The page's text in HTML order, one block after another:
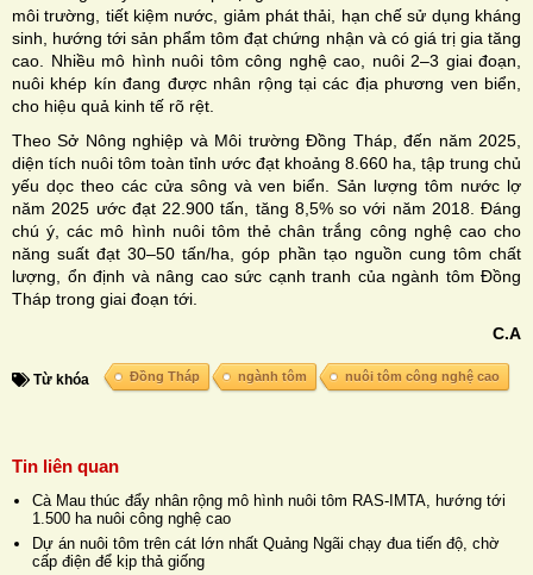
môi trường, tiết kiệm nước, giảm phát thải, hạn chế sử dụng kháng
sinh, hướng tới sản phẩm tôm đạt chứng nhận và có giá trị gia tăng
cao. Nhiều mô hình nuôi tôm công nghệ cao, nuôi 2–3 giai đoạn,
nuôi khép kín đang được nhân rộng tại các địa phương ven biển,
cho hiệu quả kinh tế rõ rệt.
Theo Sở Nông nghiệp và Môi trường Đồng Tháp, đến năm 2025,
diện tích nuôi tôm toàn tỉnh ước đạt khoảng 8.660 ha, tập trung chủ
yếu dọc theo các cửa sông và ven biển. Sản lượng tôm nước lợ
năm 2025 ước đạt 22.900 tấn, tăng 8,5% so với năm 2018. Đáng
chú ý, các mô hình nuôi tôm thẻ chân trắng công nghệ cao cho
năng suất đạt 30–50 tấn/ha, góp phần tạo nguồn cung tôm chất
lượng, ổn định và nâng cao sức cạnh tranh của ngành tôm Đồng
Tháp trong giai đoạn tới.
C.A
Từ khóa Đồng Tháp ngành tôm nuôi tôm công nghệ cao
Tin liên quan
Cà Mau thúc đẩy nhân rộng mô hình nuôi tôm RAS-IMTA, hướng tới
1.500 ha nuôi công nghệ cao
Dự án nuôi tôm trên cát lớn nhất Quảng Ngãi chạy đua tiến độ, chờ
cấp điện để kịp thả giống